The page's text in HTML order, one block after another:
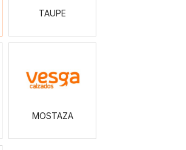
TAUPE
MOSTAZA